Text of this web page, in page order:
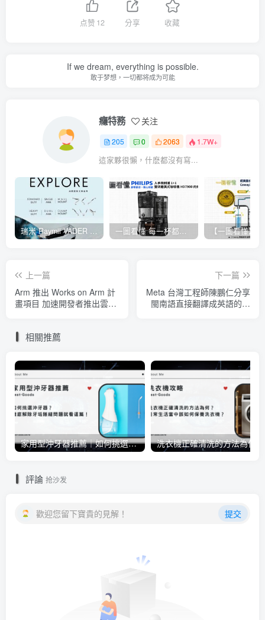
点赞 12 分享 收藏
If we dream, everything is possible.
敢于梦想，一切都将成为可能
癮特務 关注
205 0 2063 1.7W+
這家夥很懶，什麽都沒有寫...
瑞米 Raymii VADER 系列 LS61-M1、LS61-M2 開箱，滿足電競玩家的專業螢幕支架 一圖看懂 每一杯都是完美之選：六個入手飛利浦全自動雙研磨美式咖啡機 HD7900 的好理由
上一篇
Arm 推出 Works on Arm 計
畫項目 加速開發者推出雲原
下一篇
Meta 台灣工程師陳鵬仁分享
閩南語直接翻譯成英語的技
相關推薦
家用型沖牙器推薦｜如何挑選沖牙器？徹底解除牙垢隙縫問題就看這篇！
評論 抢沙发
歡迎您留下寶貴的見解！ 提交